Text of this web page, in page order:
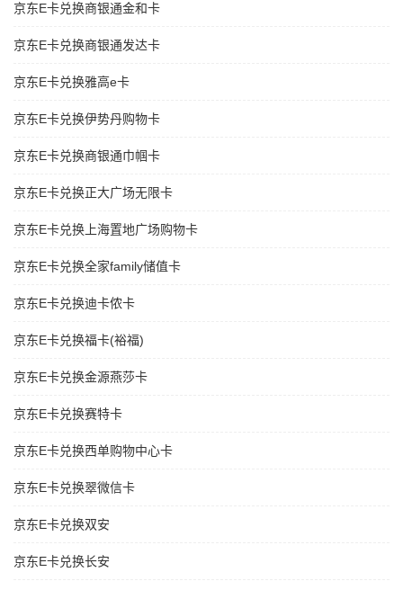
京东E卡兑换商银通金和卡
京东E卡兑换商银通发达卡
京东E卡兑换雅高e卡
京东E卡兑换伊势丹购物卡
京东E卡兑换商银通巾帼卡
京东E卡兑换正大广场无限卡
京东E卡兑换上海置地广场购物卡
京东E卡兑换全家family储值卡
京东E卡兑换迪卡侬卡
京东E卡兑换福卡(裕福)
京东E卡兑换金源燕莎卡
京东E卡兑换赛特卡
京东E卡兑换西单购物中心卡
京东E卡兑换翠微信卡
京东E卡兑换双安
京东E卡兑换长安